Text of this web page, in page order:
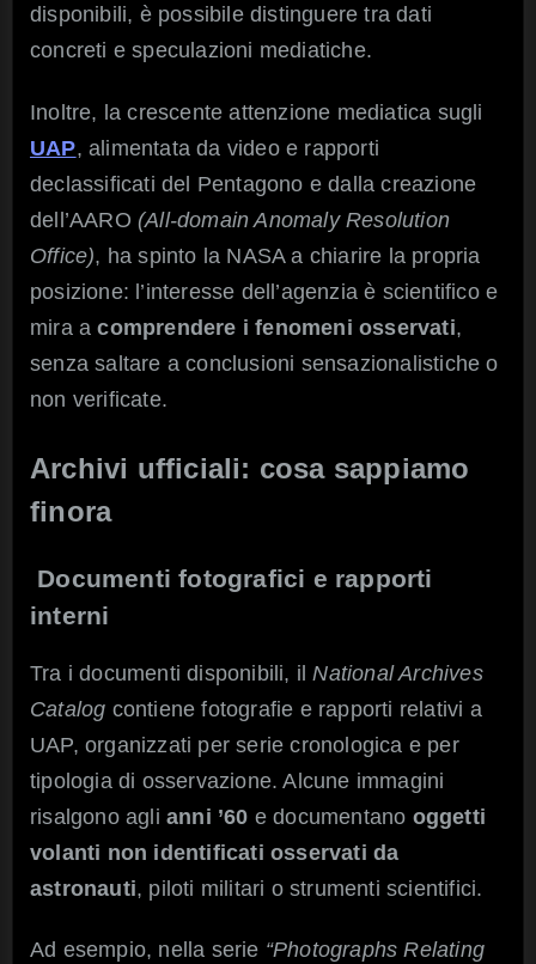
disponibili, è possibile distinguere tra dati
concreti e speculazioni mediatiche.
Inoltre, la crescente attenzione mediatica sugli
UAP, alimentata da video e rapporti
declassificati del Pentagono e dalla creazione
dell’AARO (All-domain Anomaly Resolution
Office), ha spinto la NASA a chiarire la propria
posizione: l’interesse dell’agenzia è scientifico e
mira acomprendere i fenomeni osservati,
senza saltare a conclusioni sensazionalistiche o
non verificate.
Archivi ufficiali: cosa sappiamo
finora
Documenti fotografici e rapporti
interni
Tra i documenti disponibili, ilNational Archives
Catalog contiene fotografie e rapporti relativi a
UAP, organizzati per serie cronologica e per
tipologia di osservazione. Alcune immagini
risalgono agli anni ’60 e documentano oggetti
volanti non identificati osservati da
astronauti, piloti militari o strumenti scientifici.
Ad esempio, nella serie “Photographs Relating